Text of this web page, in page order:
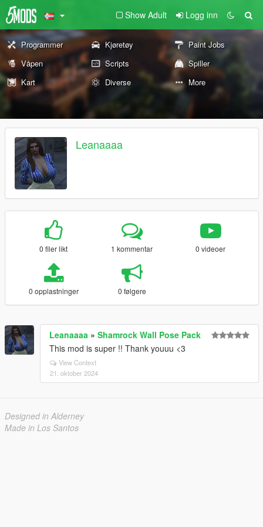
Show Adult Logg inn
Programmer Kjøretøy
Paint Jobs
Våpen
Scripts
Spiller
Kart
Diverse More
Leanaaaa
0 filer likt 1 kommentar 0 videoer
0 opplastninger 0 følgere
Leanaaaa » Shamrock Wall Pose Pack
This mod is super !! Thank youuu <3
View Context
21. oktober 2024
Designed in Alderney
Made in Los Santos